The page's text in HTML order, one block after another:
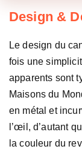
Design &
Le design du
fois une
apparents sont
Maisons du
en métal et
l’œil, d’autant
la couleur du